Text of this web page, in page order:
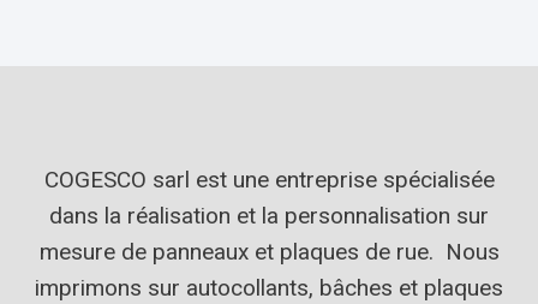
COGESCO sarl est une entreprise spécialisée
dans la réalisation et la personnalisation sur
mesure de panneaux et plaques de rue. Nous
imprimons sur autocollants, bâches et plaques